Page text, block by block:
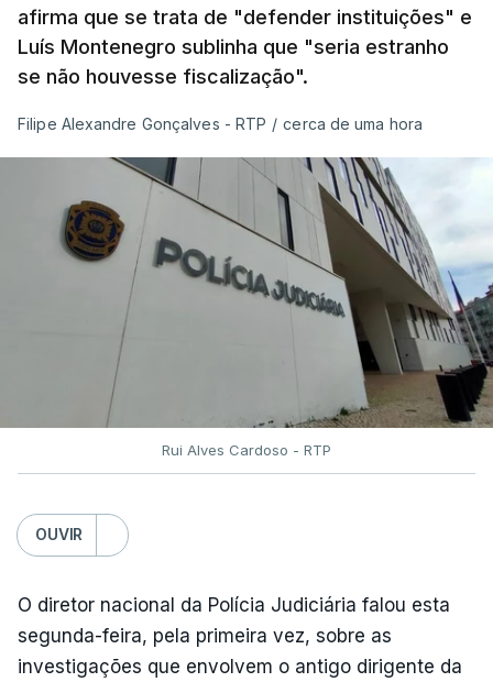
afirma que se trata de "defender instituições" e
Luís Montenegro sublinha que "seria estranho
se não houvesse fiscalização".
Filipe Alexandre Gonçalves - RTP / cerca de uma hora
Rui Alves Cardoso - RTP
OUVIR
O diretor nacional da Polícia Judiciária falou esta
segunda-feira, pela primeira vez, sobre as
investigações que envolvem o antigo dirigente da